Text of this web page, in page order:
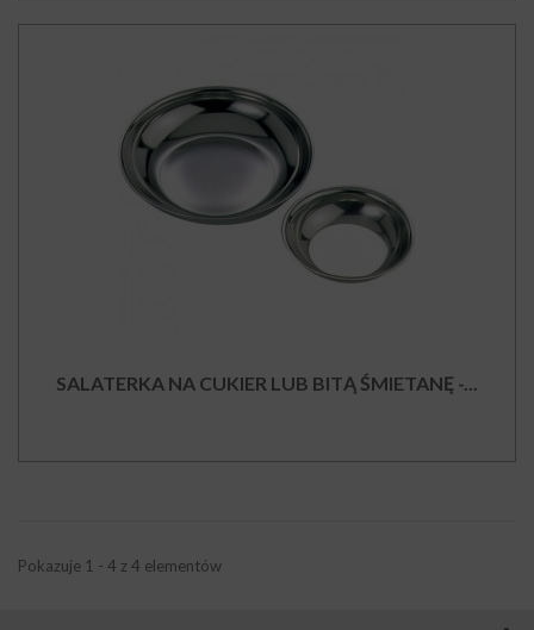
SALATERKA NA CUKIER LUB BITĄ ŚMIETANĘ -...
Pokazuje 1 - 4 z 4 elementów